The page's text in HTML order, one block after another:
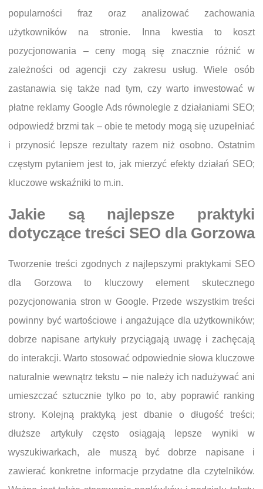
popularności fraz oraz analizować zachowania
użytkowników na stronie. Inna kwestia to koszt
pozycjonowania – ceny mogą się znacznie różnić w
zależności od agencji czy zakresu usług. Wiele osób
zastanawia się także nad tym, czy warto inwestować w
płatne reklamy Google Ads równolegle z działaniami SEO;
odpowiedź brzmi tak – obie te metody mogą się uzupełniać
i przynosić lepsze rezultaty razem niż osobno. Ostatnim
częstym pytaniem jest to, jak mierzyć efekty działań SEO;
kluczowe wskaźniki to m.in.
Jakie są najlepsze praktyki
dotyczące treści SEO dla Gorzowa
Tworzenie treści zgodnych z najlepszymi praktykami SEO
dla Gorzowa to kluczowy element skutecznego
pozycjonowania stron w Google. Przede wszystkim treści
powinny być wartościowe i angażujące dla użytkowników;
dobrze napisane artykuły przyciągają uwagę i zachęcają
do interakcji. Warto stosować odpowiednie słowa kluczowe
naturalnie wewnątrz tekstu – nie należy ich nadużywać ani
umieszczać sztucznie tylko po to, aby poprawić ranking
strony. Kolejną praktyką jest dbanie o długość treści;
dłuższe artykuły często osiągają lepsze wyniki w
wyszukiwarkach, ale muszą być dobrze napisane i
zawierać konkretne informacje przydatne dla czytelników.